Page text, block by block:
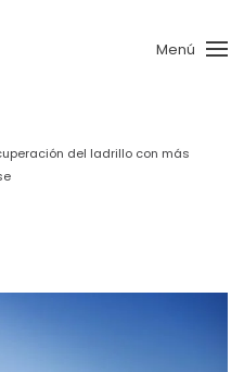
Menú
del ladrillo con más